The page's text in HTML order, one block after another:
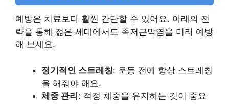
예방은 치료보다 훨씬 간단할 수 있어요. 아래의 전
략을 통해 젊은 세대에서도 족저근막염을 미리 예방
해 보세요.
정기적인 스트레칭: 운동 전에 항상 스트레칭
을 해줘야 해요.
체중 관리: 적정 체중을 유지하는 것이 중요